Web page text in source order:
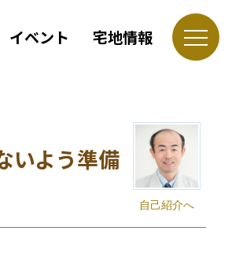
イベント 宅地情報
自己紹介へ
いよう準備